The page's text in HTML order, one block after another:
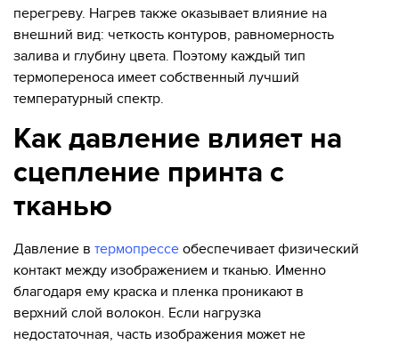
перегреву. Нагрев также оказывает влияние на
внешний вид: четкость контуров, равномерность
залива и глубину цвета. Поэтому каждый тип
термопереноса имеет собственный лучший
температурный спектр.
Как давление влияет на
сцепление принта с
тканью
Давление в термопрессе обеспечивает физический
контакт между изображением и тканью. Именно
благодаря ему краска и пленка проникают в
верхний слой волокон. Если нагрузка
недостаточная, часть изображения может не